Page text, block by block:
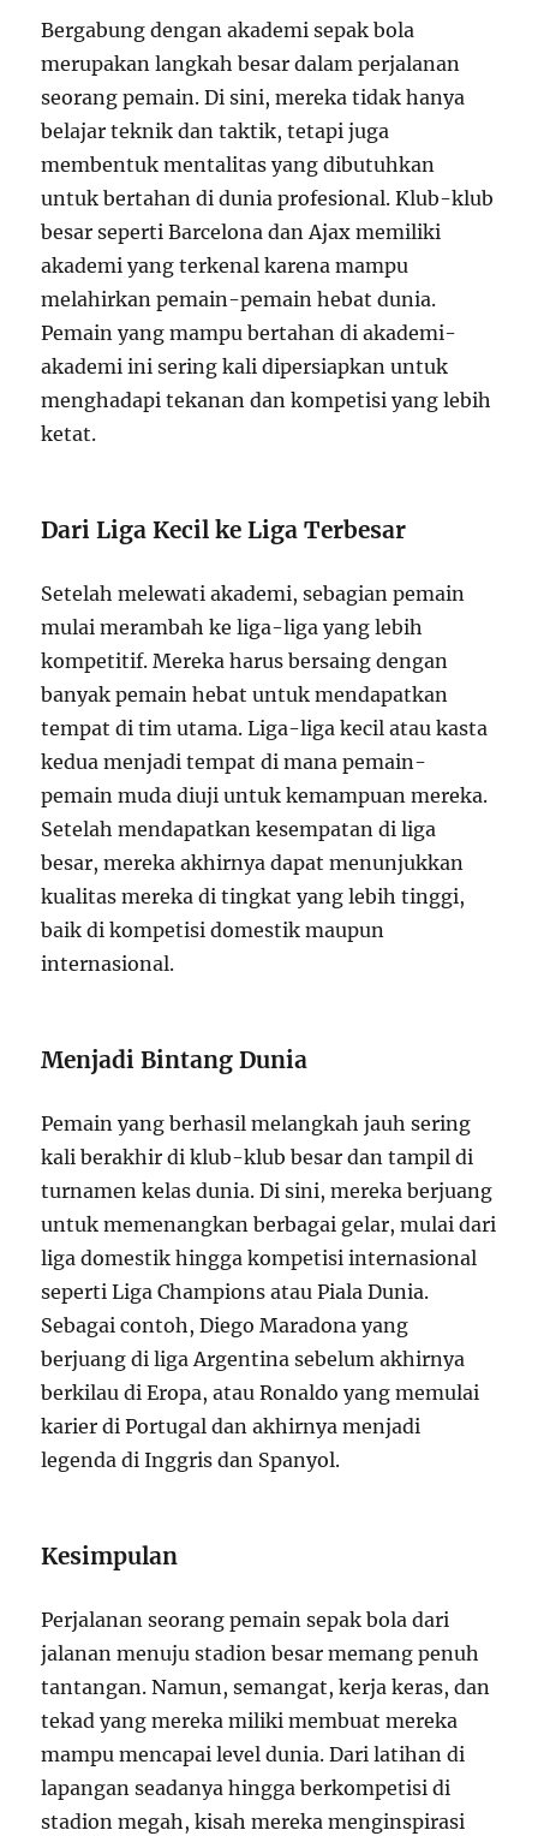
Bergabung dengan akademi sepak bola
merupakan langkah besar dalam perjalanan
seorang pemain. Di sini, mereka tidak hanya
belajar teknik dan taktik, tetapi juga
membentuk mentalitas yang dibutuhkan
untuk bertahan di dunia profesional. Klub-klub
besar seperti Barcelona dan Ajax memiliki
akademi yang terkenal karena mampu
melahirkan pemain-pemain hebat dunia.
Pemain yang mampu bertahan di akademi-
akademi ini sering kali dipersiapkan untuk
menghadapi tekanan dan kompetisi yang lebih
ketat.
Dari Liga Kecil ke Liga Terbesar
Setelah melewati akademi, sebagian pemain
mulai merambah ke liga-liga yang lebih
kompetitif. Mereka harus bersaing dengan
banyak pemain hebat untuk mendapatkan
tempat di tim utama. Liga-liga kecil atau kasta
kedua menjadi tempat di mana pemain-
pemain muda diuji untuk kemampuan mereka.
Setelah mendapatkan kesempatan di liga
besar, mereka akhirnya dapat menunjukkan
kualitas mereka di tingkat yang lebih tinggi,
baik di kompetisi domestik maupun
internasional.
Menjadi Bintang Dunia
Pemain yang berhasil melangkah jauh sering
kali berakhir di klub-klub besar dan tampil di
turnamen kelas dunia. Di sini, mereka berjuang
untuk memenangkan berbagai gelar, mulai dari
liga domestik hingga kompetisi internasional
seperti Liga Champions atau Piala Dunia.
Sebagai contoh, Diego Maradona yang
berjuang di liga Argentina sebelum akhirnya
berkilau di Eropa, atau Ronaldo yang memulai
karier di Portugal dan akhirnya menjadi
legenda di Inggris dan Spanyol.
Kesimpulan
Perjalanan seorang pemain sepak bola dari
jalanan menuju stadion besar memang penuh
tantangan. Namun, semangat, kerja keras, dan
tekad yang mereka miliki membuat mereka
mampu mencapai level dunia. Dari latihan di
lapangan seadanya hingga berkompetisi di
stadion megah, kisah mereka menginspirasi